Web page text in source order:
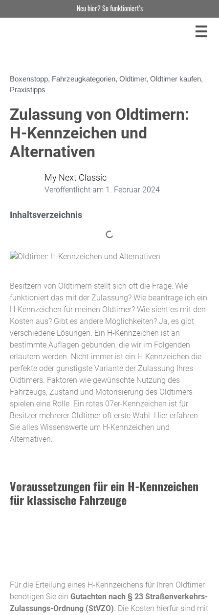
Boxenstopp, Fahrzeugkategorien, Oldtimer, Oldtimer kaufen,
Praxistipps
Zulassung von Oldtimern:
H-Kennzeichen und
Alternativen
My Next Classic
Veröffentlicht am 1. Februar 2024
Inhaltsverzeichnis
Besitzern von Oldtimern stellt sich oft die Frage: Wie
funktioniert das mit der Zulassung? Wie beantrage ich ein
H-Kennzeichen für meinen Oldtimer? Wie sieht es mit den
Kosten aus? Gibt es andere Möglichkeiten? Ja, es gibt
verschiedene Lösungen. Ein H-Kennzeichen ist an
bestimmte Auflagen gebunden, die wir im Folgenden
erläutern werden. Nicht immer ist ein H-Kennzeichen die
perfekte oder günstigste Variante der Zulassung Ihres
Oldtimers. Faktoren wie gewünschte Nutzung des
Fahrzeugs, Zustand und Motorisierung des Oldtimers
spielen eine Rolle. Ein rotes 07er-Kennzeichen ist für
Besitzer mehrerer Oldtimer oft erste Wahl. Hier erfahren
Sie alles Wissenswerte um H-Kennzeichen und
Alternativen.
Voraussetzungen für ein H-Kennzeichen
für klassische Fahrzeuge
Für die Erteilung eines H-Kennzeichens für Ihren Oldtimer
benötigen Sie ein Gutachten nach § 23 Straßenverkehrs-
Zulassungs-Ordnung (StVZO). Die Kosten hierfür sind mit
Neu hier? So funktioniert’s